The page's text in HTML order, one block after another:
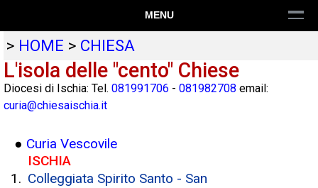
MENU
> HOME > CHIESA
L'isola delle "cento" Chiese
Diocesi di Ischia: Tel. 081991706 - 081982708 email:
curia@chiesaischia.it
● Curia Vescovile
ISCHIA
Colleggiata Spirito Santo - San